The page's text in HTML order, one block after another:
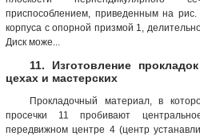
приспособлением, приведенным на
корпуса с опорной призмой 1,
Диск може...
11. Изготовление
цехах и мастерских
Прокладочный материал, в
просечки 11 пробивают
передвижном центре 4 (центр